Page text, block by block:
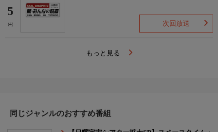
5
(4) 次回放送
もっと見る
同じジャンルのおすすめ番組